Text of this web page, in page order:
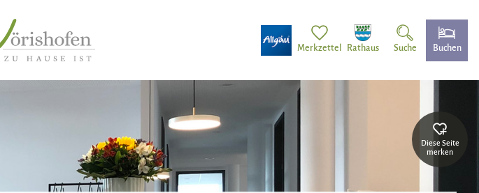
Merkzettel Rathaus Suche Buchen
Diese Seite
merken